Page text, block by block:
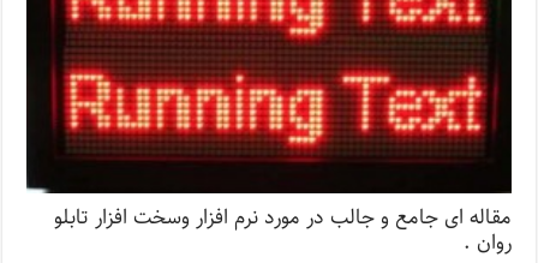
مقاله ای جامع و جالب در مورد نرم افزار وسخت افزار تابلو
روان .